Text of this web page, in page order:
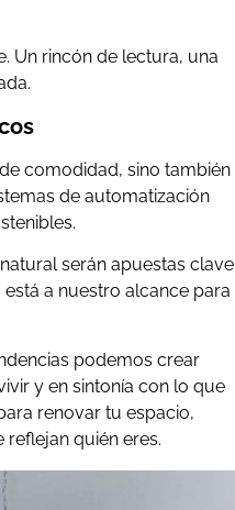
Un rincón de lectura, una
comodidad, sino también
de automatización
serán apuestas clave
a nuestro alcance para
podemos crear
y en sintonía con lo que
renovar tu espacio,
quién eres.